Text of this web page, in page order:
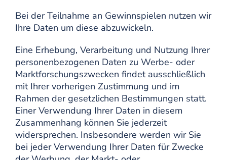
Bei der Teilnahme an Gewinnspielen nutzen wir
Ihre Daten um diese abzuwickeln.
Eine Erhebung, Verarbeitung und Nutzung Ihrer
personenbezogenen Daten zu Werbe- oder
Marktforschungszwecken findet ausschließlich
mit Ihrer vorherigen Zustimmung und im
Rahmen der gesetzlichen Bestimmungen statt.
Einer Verwendung Ihrer Daten in diesem
Zusammenhang können Sie jederzeit
widersprechen. Insbesondere werden wir Sie
bei jeder Verwendung Ihrer Daten für Zwecke